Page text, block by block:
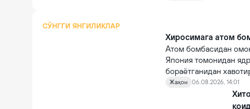
СЎНГГИ ЯНГИЛИКЛАР
Хиросимага атом
Атом бомбасидан
Япония томонидан
бораётганидан
Жаҳон 06.08.2026, 14:01